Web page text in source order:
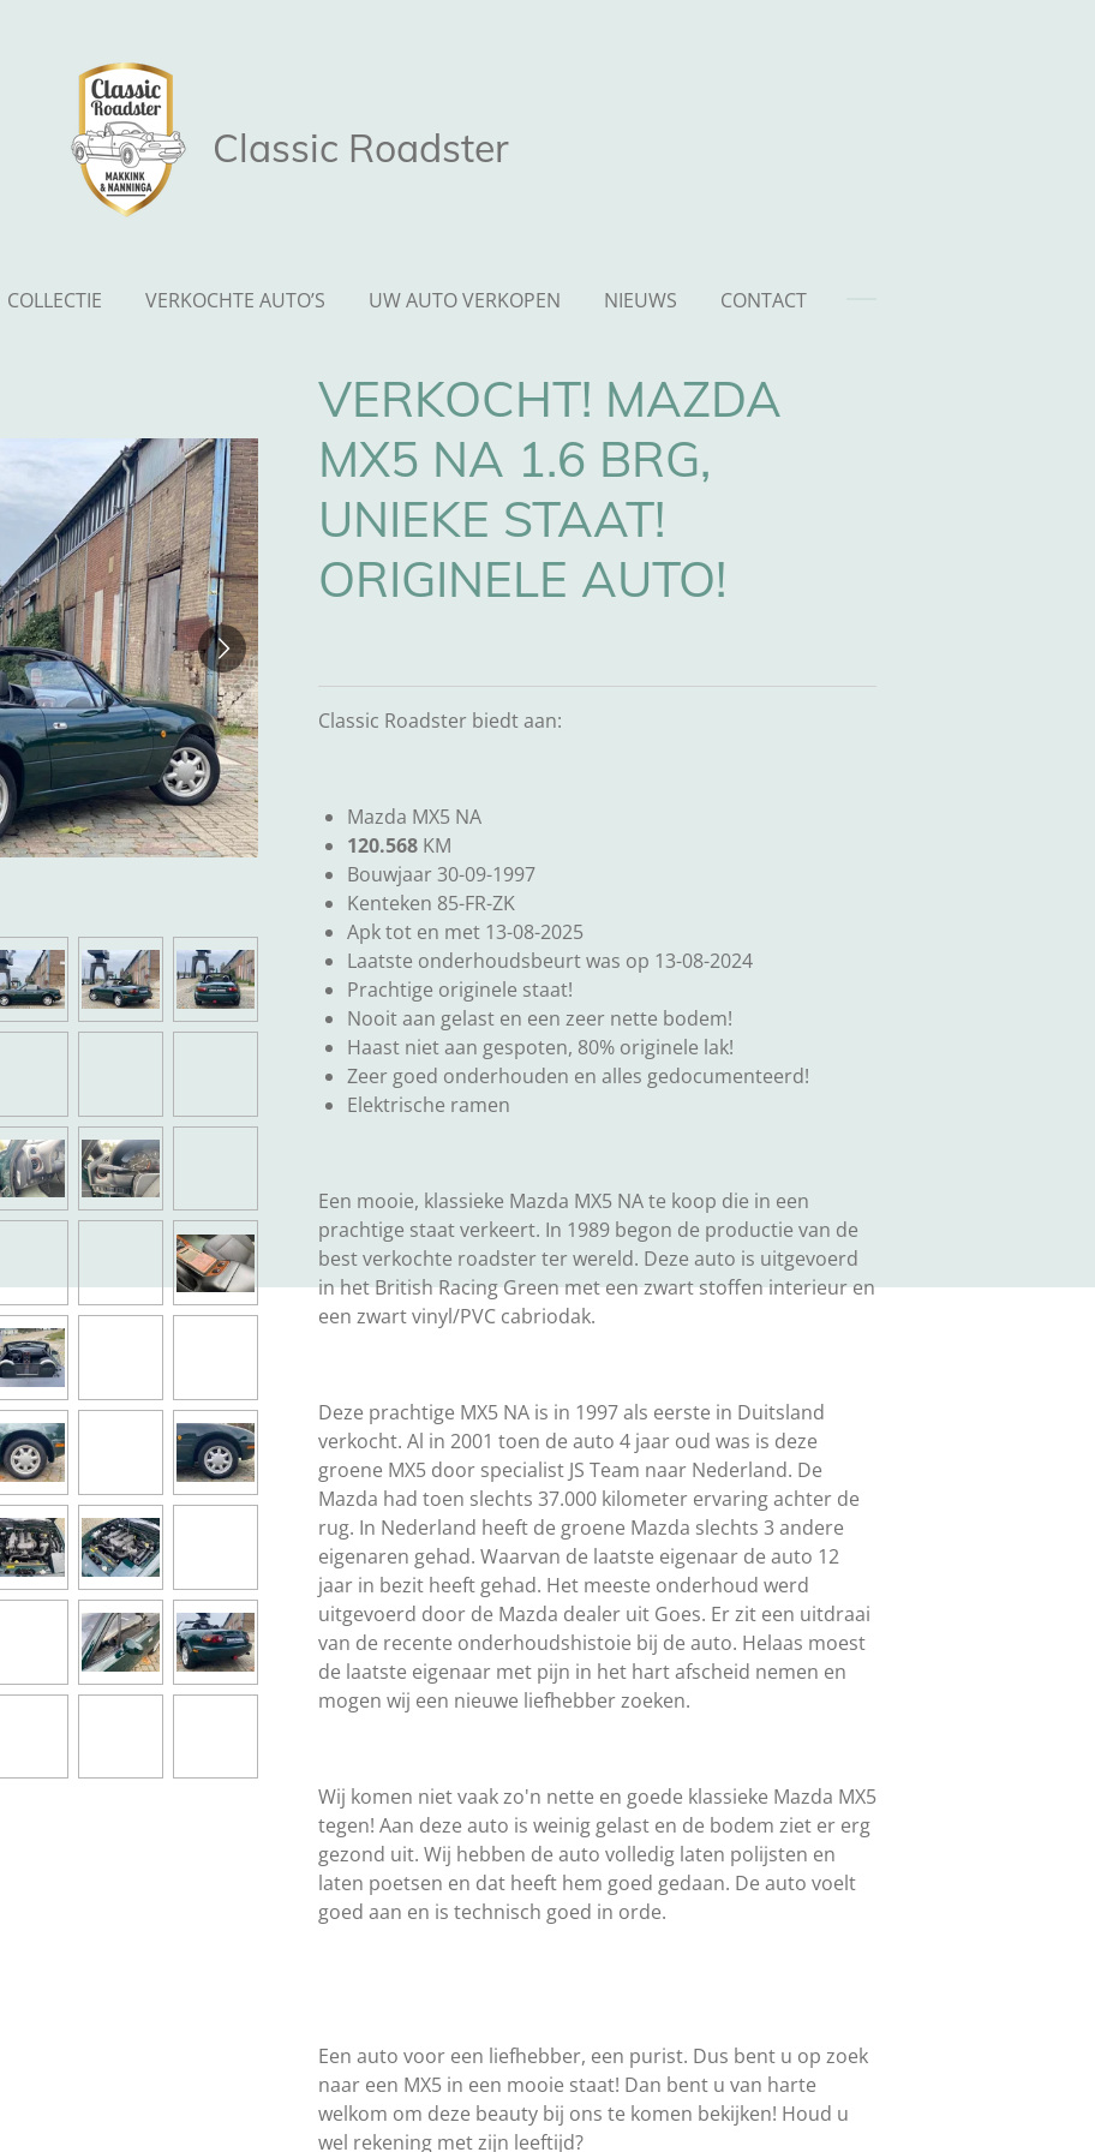
Classic Roadster
COLLECTIE VERKOCHTE AUTO’S UW AUTO VERKOPEN NIEUWS CONTACT
VERKOCHT! MAZDA
MX5 NA 1.6 BRG,
UNIEKE STAAT!
ORIGINELE AUTO!
Classic Roadster biedt aan:
Mazda MX5 NA
120.568 KM
Bouwjaar 30-09-1997
Kenteken 85-FR-ZK
Apk tot en met 13-08-2025
Laatste onderhoudsbeurt was op 13-08-2024
Prachtige originele staat!
Nooit aan gelast en een zeer nette bodem!
Haast niet aan gespoten, 80% originele lak!
Zeer goed onderhouden en alles gedocumenteerd!
Elektrische ramen
Een mooie, klassieke Mazda MX5 NA te koop die in een
prachtige staat verkeert. In 1989 begon de productie van de
best verkochte roadster ter wereld. Deze auto is uitgevoerd
in het British Racing Green met een zwart stoffen interieur en
een zwart vinyl/PVC cabriodak.
Deze prachtige MX5 NA is in 1997 als eerste in Duitsland
verkocht. Al in 2001 toen de auto 4 jaar oud was is deze
groene MX5 door specialist JS Team naar Nederland. De
Mazda had toen slechts 37.000 kilometer ervaring achter de
rug. In Nederland heeft de groene Mazda slechts 3 andere
eigenaren gehad. Waarvan de laatste eigenaar de auto 12
jaar in bezit heeft gehad. Het meeste onderhoud werd
uitgevoerd door de Mazda dealer uit Goes. Er zit een uitdraai
van de recente onderhoudshistoie bij de auto. Helaas moest
de laatste eigenaar met pijn in het hart afscheid nemen en
mogen wij een nieuwe liefhebber zoeken.
Wij komen niet vaak zo'n nette en goede klassieke Mazda MX5
tegen! Aan deze auto is weinig gelast en de bodem ziet er erg
gezond uit. Wij hebben de auto volledig laten polijsten en
laten poetsen en dat heeft hem goed gedaan. De auto voelt
goed aan en is technisch goed in orde.
Een auto voor een liefhebber, een purist. Dus bent u op zoek
naar een MX5 in een mooie staat! Dan bent u van harte
welkom om deze beauty bij ons te komen bekijken! Houd u
wel rekening met zijn leeftijd?